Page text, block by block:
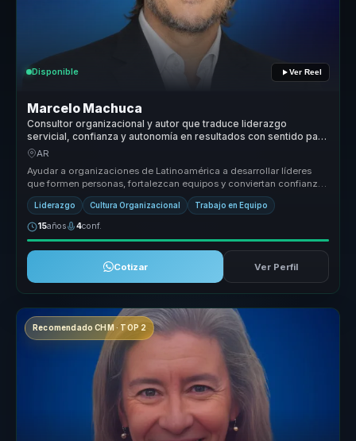
Disponible Ver Reel
Marcelo Machuca
Consultor organizacional y autor que traduce liderazgo
servicial, confianza y autonomía en resultados con sentido para
líderes.
AR
Ayudar a organizaciones de Latinoamérica a desarrollar líderes
que formen personas, fortalezcan equipos y conviertan confianza,
autonomía...
Liderazgo Cultura Organizacional Trabajo en Equipo
15años 4conf.
Cotizar Ver Perfil
Recomendado CHM · TOP 2